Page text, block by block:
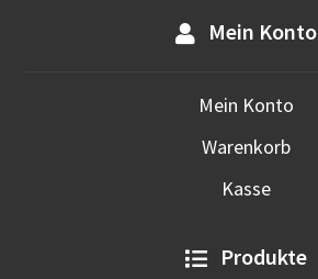
Mein Konto
Mein Konto
Warenkorb
Kasse
Produkte